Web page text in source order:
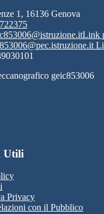
1, 16136 Genova
Link
geic853006
Utili
Privacy
con il Pubblico